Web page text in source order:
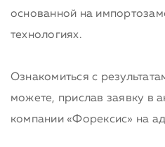
основанной на
технологиях.
Ознакомиться с
можете, прислав заявку в
компании «Форексис» на